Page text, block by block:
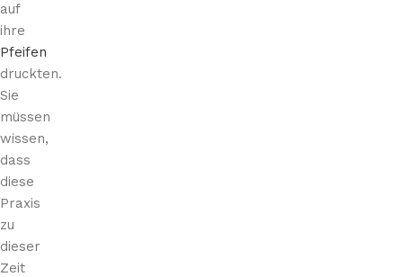
auf
ihre
Pfeifen
druckten.
Sie
müssen
wissen,
dass
diese
Praxis
zu
dieser
Zeit